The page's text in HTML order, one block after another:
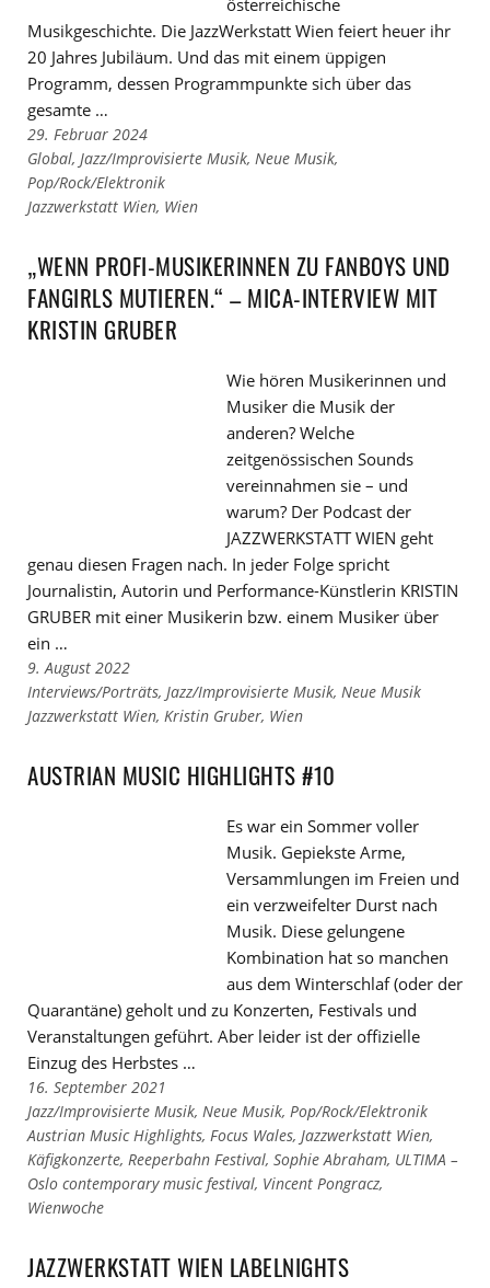
Musikgeschichte. Die JazzWerkstatt Wien feiert heuer ihr
20 Jahres Jubiläum. Und das mit einem üppigen
Programm, dessen Programmpunkte sich über das
gesamte …
29. Februar 2024
Links
zu
den
Global, Jazz/Improvisierte Musik, Neue Musik,
Pop/Rock/Elektronik
Links
den
Tags
Jazzwerkstatt Wien, Wien
„WENN PROFI-MUSIKERINNEN ZU FANBOYS UND
FANGIRLS MUTIEREN.“ – MICA-INTERVIEW MIT
KRISTIN GRUBER
Wie hören Musikerinnen und
Musiker die Musik der
anderen? Welche
zeitgenössischen Sounds
vereinnahmen sie – und
warum? Der Podcast der
JAZZWERKSTATT WIEN geht
genau diesen Fragen nach. In jeder Folge spricht
Journalistin, Autorin und Performance-Künstlerin KRISTIN
GRUBER mit einer Musikerin bzw. einem Musiker über
ein …
9. August 2022
Links
zu
Kategorien
Interviews/Porträts, Jazz/Improvisierte Musik, Neue Musik
Links
den
Tags
Jazzwerkstatt Wien, Kristin Gruber, Wien
AUSTRIAN MUSIC HIGHLIGHTS #10
Es war ein Sommer voller
Musik. Gepiekste Arme,
Versammlungen im Freien und
ein verzweifelter Durst nach
Musik. Diese gelungene
Kombination hat so manchen
aus dem Winterschlaf (oder der
Quarantäne) geholt und zu Konzerten, Festivals und
Veranstaltungen geführt. Aber leider ist der offizielle
Einzug des Herbstes …
16. September 2021
Links
zu
den
Kategorien
Jazz/Improvisierte Musik, Neue Musik, Pop/Rock/Elektronik
Links
zu
den
Tags
Austrian Music Highlights, Focus Wales, Jazzwerkstatt Wien,
Käfigkonzerte, Reeperbahn Festival, Sophie Abraham, ULTIMA –
Oslo contemporary music festival, Vincent Pongracz,
Wienwoche
JAZZWERKSTATT WIEN LABELNIGHTS